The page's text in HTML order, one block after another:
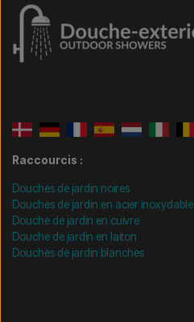
Raccourcis :
Douches de jardin noires
Douches de jardin en acier inoxydable
Douche de jardin en cuivre
Douche de jardin en laiton
Douches de jardin blanches